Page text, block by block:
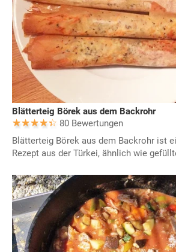
Blätterteig Börek aus dem Backrohr
80 Bewertungen
Blätterteig Börek aus dem Backrohr ist
Rezept aus der Türkei, ähnlich wie